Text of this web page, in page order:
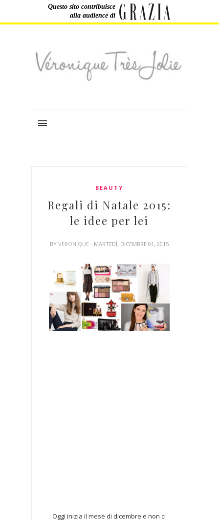
Questo sito contribuisce
alla audience di
BEAUTY
Regali di Natale 2015:
le idee per lei
BY VERONIQUE - MARTEDÌ, DICEMBRE 01, 2015
Oggi inizia il mese di dicembre e non ci